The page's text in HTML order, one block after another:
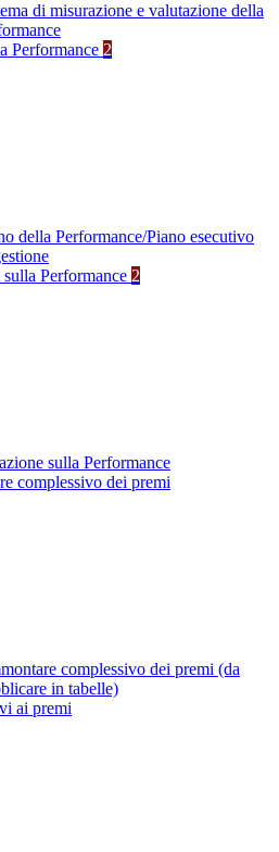
di misurazione e valutazione della
Performance 2
della Performance/Piano esecutivo
Performance 2
sulla Performance
complessivo dei premi
complessivo dei premi (da
in tabelle)
ai premi